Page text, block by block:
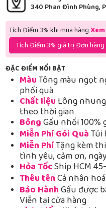
340 Phan Đình Phùng,
Tích Điểm 3% khi mua hàng
Tích Điểm 3% giá trị Đơn hàng
ĐẶC ĐIỂM NỔI BẬT
MàuTông màu ngọt
phối quà
Chất liệu Lông
theo thời gian
BôngGấu nhồi
Miễn Phí Gói QuàTúi
Miễn PhíTặng kèm
tình yêu, cảm ơn,
Hỏa TốcShip HCM
Thêu tênCá nhân
Bảo HànhGấu được
Viễn tại cửa hàng